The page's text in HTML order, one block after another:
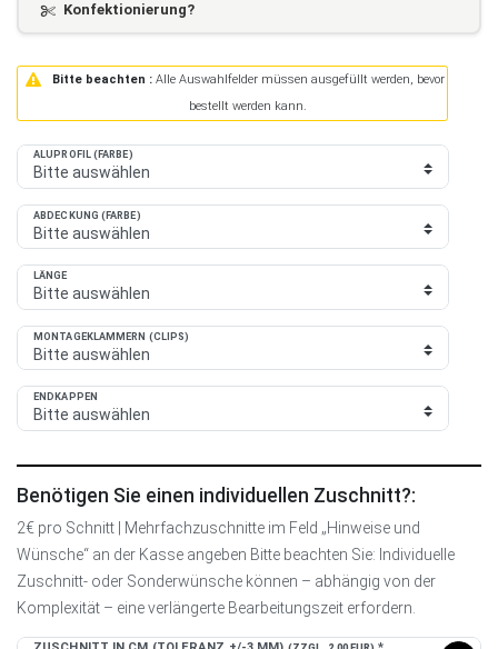
Konfektionierung?
Bitte beachten :Alle Auswahlfelder müssen ausgefüllt werden, bevor
bestellt werden kann.
ALUPROFIL (FARBE)
ABDECKUNG (FARBE)
LÄNGE
MONTAGEKLAMMERN (CLIPS)
ENDKAPPEN
Benötigen Sie einen individuellen Zuschnitt?:
2€ pro Schnitt | Mehrfachzuschnitte im Feld „Hinweise und
Wünsche“ an der Kasse angeben Bitte beachten Sie: Individuelle
Zuschnitt- oder Sonderwünsche können – abhängig von der
Komplexität – eine verlängerte Bearbeitungszeit erfordern.